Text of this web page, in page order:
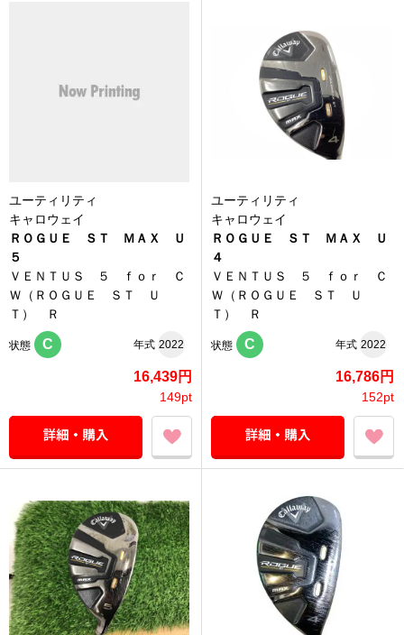
ユーティリティ
キャロウェイ
ＲＯＧＵＥ ＳＴ ＭＡＸ Ｕ
５
ＶＥＮＴＵＳ ５ ｆｏｒ Ｃ
Ｗ（ＲＯＧＵＥ ＳＴ Ｕ
Ｔ） Ｒ
状態 C 年式 2022
16,439円
149pt
ユーティリティ
キャロウェイ
ＲＯＧＵＥ ＳＴ ＭＡＸ Ｕ
４
ＶＥＮＴＵＳ ５ ｆｏｒ Ｃ
Ｗ（ＲＯＧＵＥ ＳＴ Ｕ
Ｔ） Ｒ
状態 C 年式 2022
16,786円
152pt